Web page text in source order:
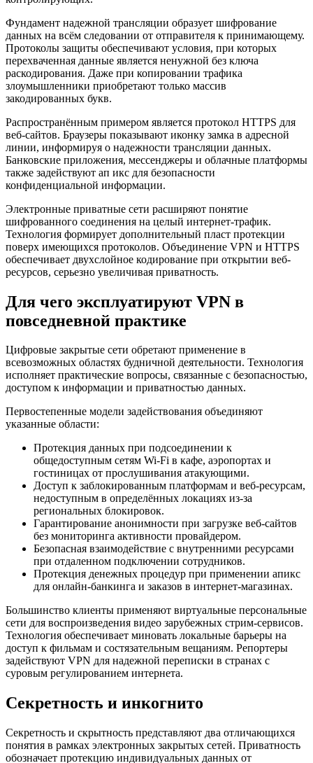
Фундамент надежной трансляции образует шифрование
данных на всём следовании от отправителя к принимающему.
Протоколы защиты обеспечивают условия, при которых
перехваченная данные является ненужной без ключа
раскодирования. Даже при копировании трафика
злоумышленники приобретают только массив
закодированных букв.
Распространённым примером является протокол HTTPS для
веб-сайтов. Браузеры показывают иконку замка в адресной
линии, информируя о надежности трансляции данных.
Банковские приложения, мессенджеры и облачные платформы
также задействуют ап икс для безопасности
конфиденциальной информации.
Электронные приватные сети расширяют понятие
шифрованного соединения на целый интернет-трафик.
Технология формирует дополнительный пласт протекции
поверх имеющихся протоколов. Объединение VPN и HTTPS
обеспечивает двухслойное кодирование при открытии веб-
ресурсов, серьезно увеличивая приватность.
Для чего эксплуатируют VPN в
повседневной практике
Цифровые закрытые сети обретают применение в
всевозможных областях будничной деятельности. Технология
исполняет практические вопросы, связанные с безопасностью,
доступом к информации и приватностью данных.
Первостепенные модели задействования объединяют
указанные области:
Протекция данных при подсоединении к
общедоступным сетям Wi-Fi в кафе, аэропортах и
гостиницах от прослушивания атакующими.
Доступ к заблокированным платформам и веб-ресурсам,
недоступным в определённых локациях из-за
региональных блокировок.
Гарантирование анонимности при загрузке веб-сайтов
без мониторинга активности провайдером.
Безопасная взаимодействие с внутренними ресурсами
при отдаленном подключении сотрудников.
Протекция денежных процедур при применении апикс
для онлайн-банкинга и заказов в интернет-магазинах.
Большинство клиенты применяют виртуальные персональные
сети для воспроизведения видео зарубежных стрим-сервисов.
Технология обеспечивает миновать локальные барьеры на
доступ к фильмам и состязательным вещаниям. Репортеры
задействуют VPN для надежной переписки в странах с
суровым регулированием интернета.
Секретность и инкогнито
Секретность и скрытность представляют два отличающихся
понятия в рамках электронных закрытых сетей. Приватность
обозначает протекцию индивидуальных данных от